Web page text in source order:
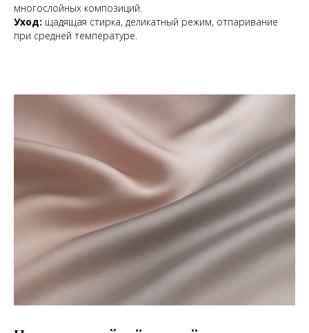
многослойных композиций.
Уход: щадящая стирка, деликатный режим, отпаривание
при средней температуре.